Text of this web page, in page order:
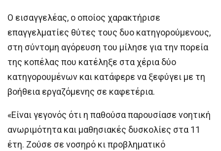
Ο εισαγγελέας, ο οποίος χαρακτήρισε
επαγγελματίες θύτες τους δυο κατηγορούμενους,
στη σύντομη αγόρευση του μίλησε για την πορεία
της κοπέλας που κατέληξε στα χέρια δύο
κατηγορουμένων και κατάφερε να ξεφύγει με τη
βοήθεια εργαζόμενης σε καφετέρια.
«Είναι γεγονός ότι η παθούσα παρουσίασε νοητική
ανωριμότητα και μαθησιακές δυσκολίες στα 11
έτη. Ζούσε σε νοσηρό κι προβληματικό